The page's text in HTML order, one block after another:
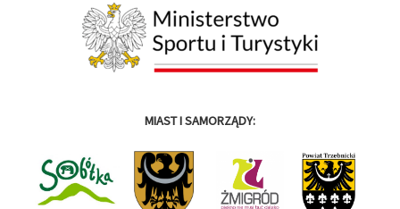
MIAST I SAMORZĄDY: